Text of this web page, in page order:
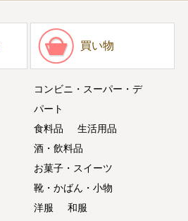
買い物
コンビニ・スーパー・デ
パート
食料品
生活用品
酒・飲料品
お菓子・スイーツ
靴・かばん・小物
洋服
和服